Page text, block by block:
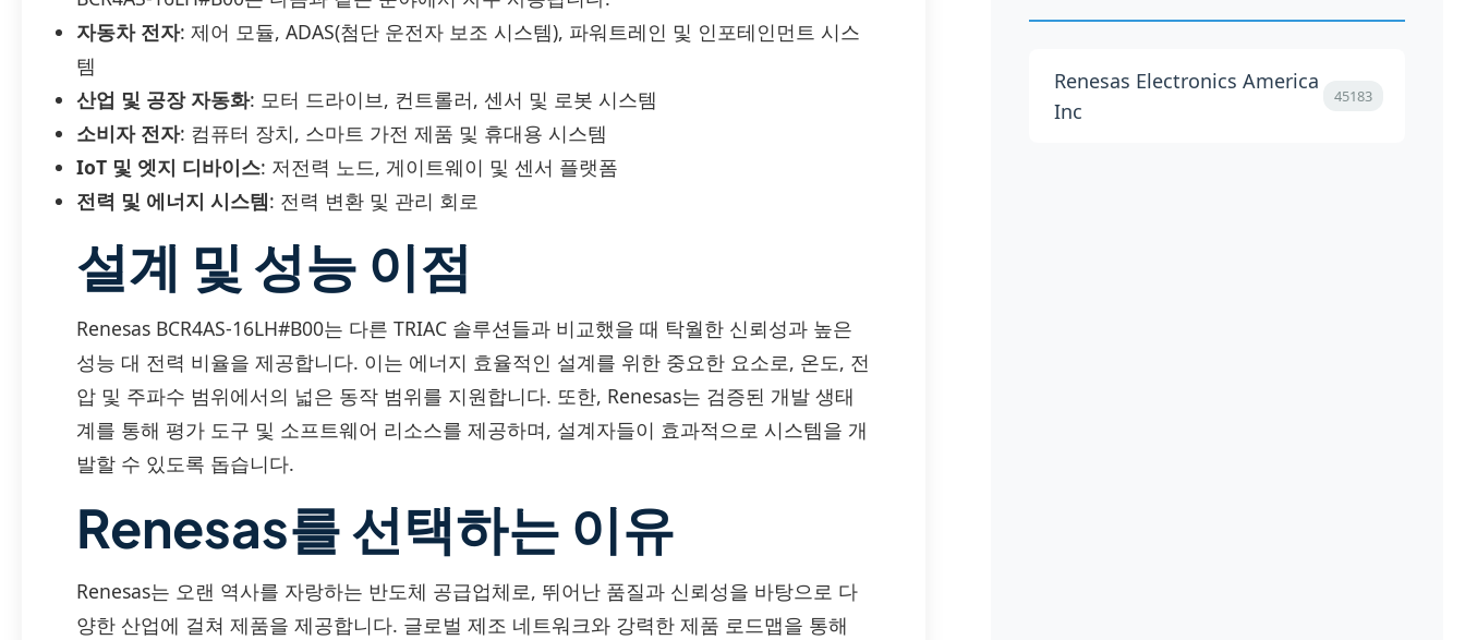
자동차 전자: 제어 모듈, ADAS(첨단 운전자 보조 시스템), 파워트레인 및 인포테인먼트 시스
템
산업 및 공장 자동화: 모터 드라이브, 컨트롤러, 센서 및 로봇 시스템
소비자 전자: 컴퓨터 장치, 스마트 가전 제품 및 휴대용 시스템
IoT 및 엣지 디바이스: 저전력 노드, 게이트웨이 및 센서 플랫폼
전력 및 에너지 시스템: 전력 변환 및 관리 회로
설계 및 성능 이점
Renesas BCR4AS-16LH#B00는 다른 TRIAC 솔루션들과 비교했을 때 탁월한 신뢰성과 높은
성능 대 전력 비율을 제공합니다. 이는 에너지 효율적인 설계를 위한 중요한 요소로, 온도, 전
압 및 주파수 범위에서의 넓은 동작 범위를 지원합니다. 또한, Renesas는 검증된 개발 생태
계를 통해 평가 도구 및 소프트웨어 리소스를 제공하며, 설계자들이 효과적으로 시스템을 개
발할 수 있도록 돕습니다.
Renesas를 선택하는 이유
Renesas는 오랜 역사를 자랑하는 반도체 공급업체로, 뛰어난 품질과 신뢰성을 바탕으로 다
양한 산업에 걸쳐 제품을 제공합니다. 글로벌 제조 네트워크와 강력한 제품 로드맵을 통해
Renesas Electronics America
Inc
45183